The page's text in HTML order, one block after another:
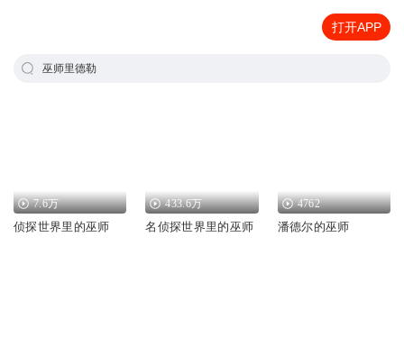
打开APP
巫师里德勒
7.6万
侦探世界里的巫师
433.6万
名侦探世界里的巫师
4762
潘德尔的巫师